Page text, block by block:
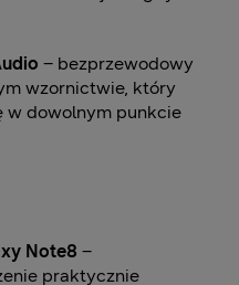
– bezprzewodowy
wzornictwie, który
w dowolnym punkcie
Note8 –
praktycznie